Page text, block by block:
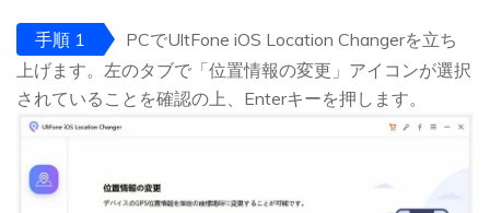
手順 1
PCでUltFone iOS Location Changerを立ち
上げます。左のタブで「位置情報の変更」アイコンが選択
されていることを確認の上、Enterキーを押します。